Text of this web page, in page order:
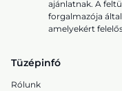
ajánlatnak. A
forgalmazója
amelyekért
Tüzépinfó
Rólunk